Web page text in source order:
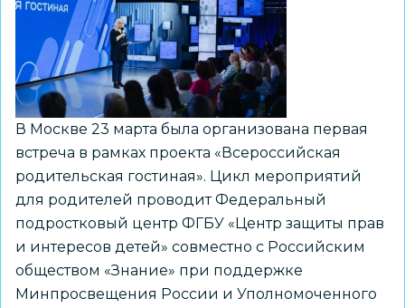
вожатых»
В Москве 23 марта была организована первая
встреча в рамках проекта «Всероссийская
родительская гостиная». Цикл мероприятий
для родителей проводит Федеральный
подростковый центр ФГБУ «Центр защиты прав
и интересов детей» совместно с Российским
обществом «Знание» при поддержке
Минпросвещения России и Уполномоченного